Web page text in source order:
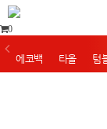
0
에코백 타올 텀